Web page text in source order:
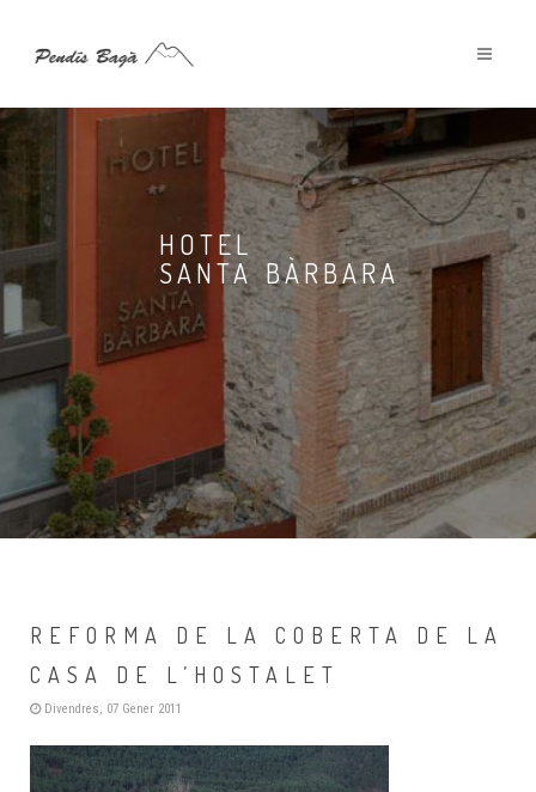
HOTEL
SANTA BÀRBARA
REFORMA DE LA COBERTA DE LA
CASA DE L’HOSTALET
Divendres, 07 Gener 2011